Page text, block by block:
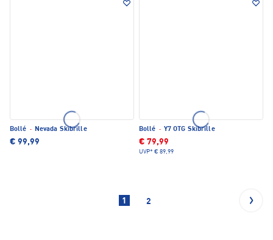
Bollé · Nevada Skibrille
€ 99,99
Bollé · Y7 OTG Skibrille
€ 79,99
UVP* € 89,99
1 2